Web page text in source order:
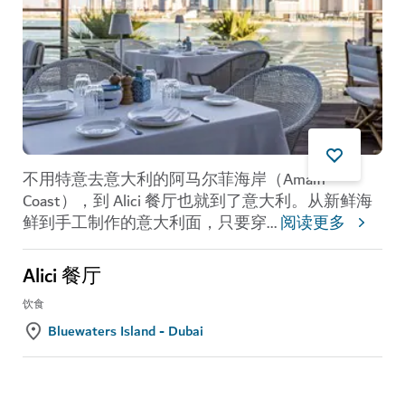
不用特意去意大利的阿马尔菲海岸（Amalfi
Coast），到 Alici 餐厅也就到了意大利。从新鲜海
鲜到手工制作的意大利面，只要穿...阅读更多
Alici 餐厅
饮食
Bluewaters Island - Dubai